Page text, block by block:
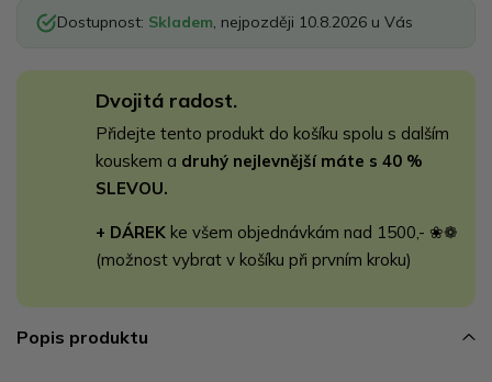
Dostupnost: Skladem, nejpozději 10.8.2026 u Vás
Dvojitá radost.
Přidejte tento produkt do košíku spolu s dalším
kouskem a druhý nejlevnější máte s 40 %
SLEVOU.
+ DÁREK ke všem objednávkám nad 1500,- ❀❁
(možnost vybrat v košíku při prvním kroku)
Popis produktu